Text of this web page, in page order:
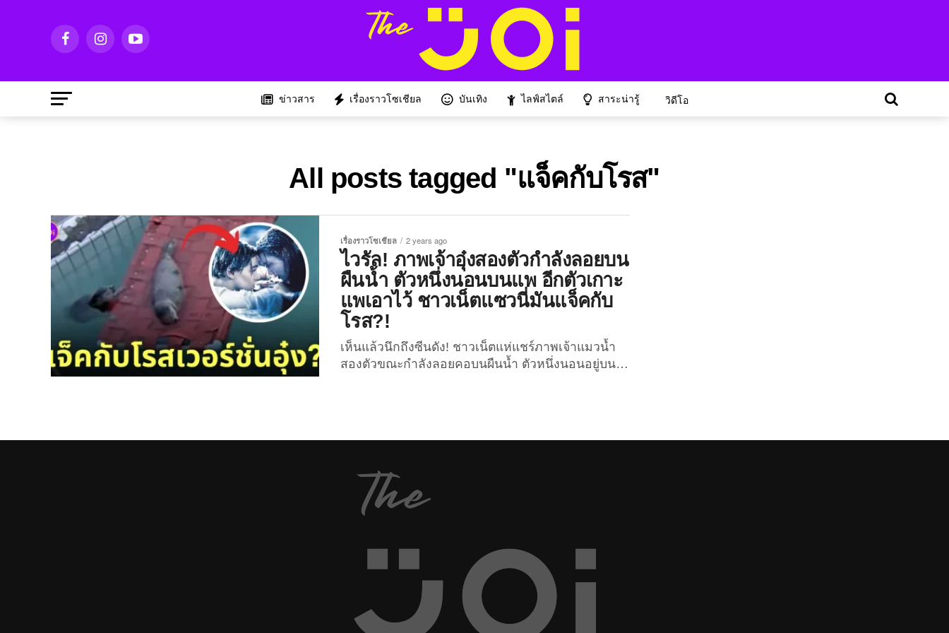
ข่าวสาร เรื่องราวโซเชียล บันเทิง ไลฟ์สไตล์ สาระน่ารู้ วิดีโอ
All posts tagged "แจ็คกับโรส"
เรื่องราวโซเชียล 2 years ago
ไวรัล! ภาพเจ้าอุ๋งสองตัวกำลังลอยบน
ผืนน้ำ ตัวหนึ่งนอนบนแพ อีกตัวเกาะ
แพเอาไว้ ชาวเน็ตแซวนี่มันแจ็คกับ
โรส?!
เห็นแล้วนึกถึงซีนดัง! ชาวเน็ตแห่แชร์ภาพเจ้าแมวน้ำ
สองตัวขณะกำลังลอยคอบนผืนน้ำ ตัวหนึ่งนอนอยู่บน
ไททานิค พวกคุณอัจฉริยะมาก!” เนื่องจากในภาพจะ
เห็นว่าเจ้าอุ๋งตัวหนึ่งกำลังนอนอยู่บนแพ ในขณะที่อีก
ตัวเกาะขอบแพไว้ ดูคล้ายฉากหลังจากเรือไททานิค